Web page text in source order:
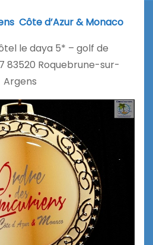
Côte d’Azur & Monaco
le daya 5* – golf de
83520 Roquebrune-sur-
Argens